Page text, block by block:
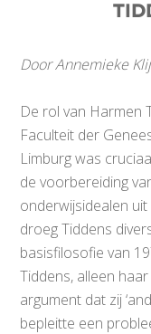
Door Annemieke
De rol van Harmen
Faculteit der
Limburg was
de voorbereiding
onderwijsidealen
droeg Tiddens
basisfilosofie van
Tiddens, alleen
argument dat zij
bepleitte een